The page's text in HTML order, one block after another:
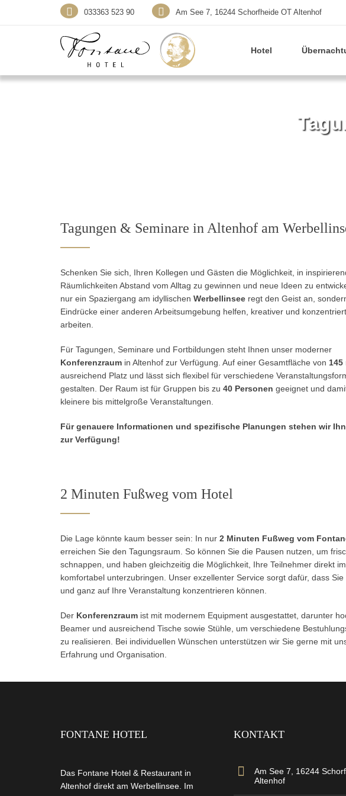
033363 523 90 Am See 7, 16244 Schorfheide OT Altenhof
Hotel
Tagungen & Seminare in Altenhof am
Schenken Sie sich, Ihren Kollegen und Gästen die Möglichkeit, in
Räumlichkeiten Abstand vom Alltag zu gewinnen und neue Ideen zu
nur ein Spaziergang am idyllischen Werbellinsee regt den Geist an,
Eindrücke einer anderen Arbeitsumgebung helfen, kreativer und
arbeiten.
Für Tagungen, Seminare und Fortbildungen steht Ihnen unser moderner
Konferenzraum in Altenhof zur Verfügung. Auf einer Gesamtfläche von 145
ausreichend Platz und lässt sich flexibel für verschiedene
gestalten. Der Raum ist für Gruppen bis zu 40 Personen geeignet und
kleinere bis mittelgroße Veranstaltungen.
Für genauere Informationen und spezifische Planungen stehen wir
zur Verfügung!
2 Minuten Fußweg vom Hotel
Die Lage könnte kaum besser sein: In nur 2 Minuten Fußweg vom
erreichen Sie den Tagungsraum. So können Sie die Pausen nutzen, um
schnappen, und haben gleichzeitig die Möglichkeit, Ihre Teilnehmer direkt
komfortabel unterzubringen. Unser exzellenter Service sorgt dafür, dass Sie
und ganz auf Ihre Veranstaltung konzentrieren können.
Der Konferenzraum ist mit modernem Equipment ausgestattet, darunter
Beamer und ausreichend Tische sowie Stühle, um verschiedene
zu realisieren. Bei individuellen Wünschen unterstützen wir Sie gerne mit
Erfahrung und Organisation.
FONTANE HOTEL
Das Fontane Hotel & Restaurant in
Altenhof direkt am Werbellinsee. Im
KONTAKT
Am See 7, 16244
Altenhof